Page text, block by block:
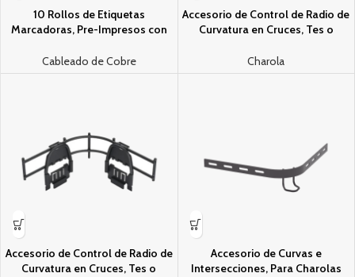
10 Rollos de Etiquetas
Marcadoras, Pre-Impresos con
Color Blanco
Cableado de Cobre
Accesorio de Control de Radio de
Curvatura en Cruces, Tes o
GridÂ® de Panduit, 101.6 mm de
Alto, Color Negro
Charola
Accesorio de Control de Radio de
Curvatura en Cruces, Tes o
Accesorio de Curvas e
Intersecciones, Para Charolas